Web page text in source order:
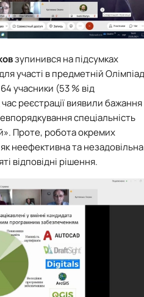
зупинився на підсумках
участі в предметній
учасники (53 % від
час реєстрації виявили бажання
спеціальність
Проте, робота окремих
неефективна та незадовільна
відповідні рішення.